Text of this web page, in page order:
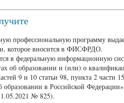
профессиональную программу
которое вносится в ФИСФРДО.
в федеральную информационную
об образовании и (или) о
9 и 10 статьи 98, пункта 2 части
в Российской
№ 825).